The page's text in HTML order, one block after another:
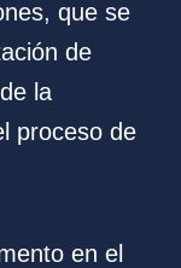
que se
de
la
proceso de
en el